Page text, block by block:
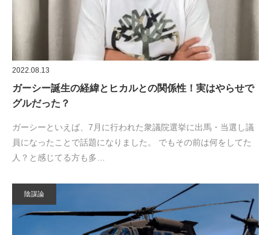
2022.08.13
ガーシー誕生の経緯とヒカルとの関係性！実はやらせで
グルだった？
ガーシーといえば、7月に行われた衆議院選挙に出馬・当選し議
員になったことで話題になりました。 でもその前は何をしてた
人？と感じてる方も多…
陰謀論